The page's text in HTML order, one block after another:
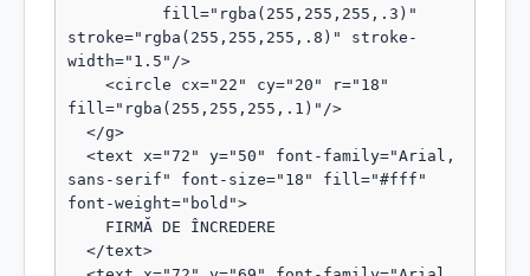
stroke="rgba(255,255,255,.8)" stroke-
width="1.5"/>
fill="rgba(255,255,255,.1)"/>
sans-serif" font-size="18" fill="#fff"
font-weight="bold">